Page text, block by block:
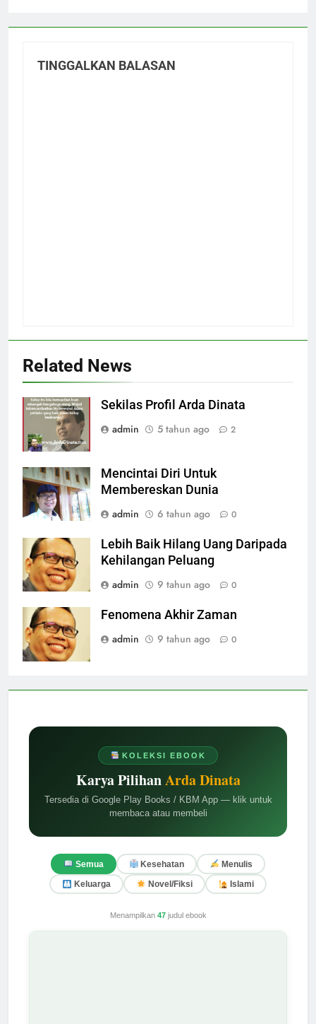
KOLEKSI EBOOK
Karya PilihanArda Dinata
Tersedia di Google Play Books / KBM App — klik untuk
membaca atau membeli
Semua Kesehatan Menulis
Keluarga Novel/Fiksi Islami
Menampilkan 47judul ebook
TINGGALKAN BALASAN
Related News
Sekilas Profil Arda Dinata
admin
5 tahun ago 2
Mencintai Diri Untuk
Membereskan Dunia
admin
6 tahun ago 0
Lebih Baik Hilang Uang Daripada
Kehilangan Peluang
admin
9 tahun ago 0
Fenomena Akhir Zaman
admin
9 tahun ago 0